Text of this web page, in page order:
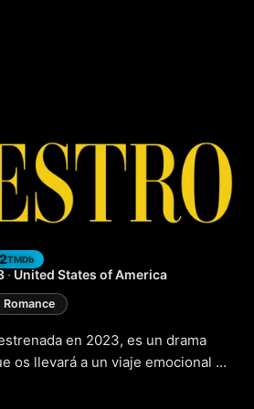
(2023)
TMDb
· United States of America
Romance
en 2023, es un drama
os llevará a un viaje emocional a
amor. La trama gira en torno a un